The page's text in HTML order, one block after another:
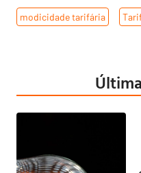
modicidade tarifária